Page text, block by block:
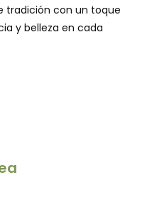
tradición con un toque
y belleza en cada